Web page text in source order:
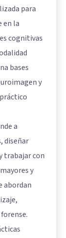
para
en la
cognitivas
bases
y
a
diseñar
trabajar con
y
abordan